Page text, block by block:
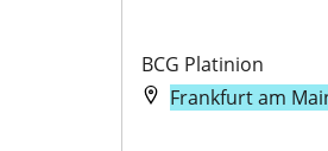
BCG Platinion
Frankfurt am